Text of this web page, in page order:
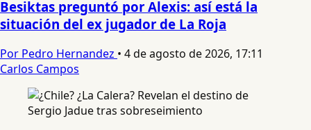
Besiktas preguntó por Alexis: así está la
situación del ex jugador de La Roja
Por Pedro Hernandez • 4 de agosto de 2026, 17:11
Carlos Campos